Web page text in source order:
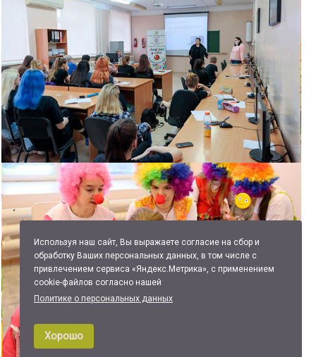
Используя наш сайт, Вы выражаете согласие на сбор и
обработку Ваших персональных данных, в том числе с
привлечением сервиса «Яндекс.Метрика», с применением
cookie-файлов согласно нашей
Политике о персональных данных
Хорошо